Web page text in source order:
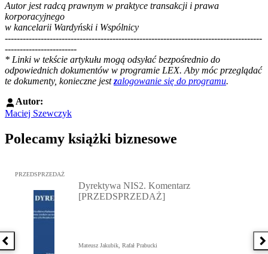
Autor jest radcą prawnym w praktyce transakcji i prawa
korporacyjnego
w kancelarii Wardyński i Wspólnicy
--------------------------------------------------------------------------------------
------------------------
* Linki w tekście artykułu mogą odsyłać bezpośrednio do
odpowiednich dokumentów w programie LEX. Aby móc przeglądać
te dokumenty, konieczne jest zalogowanie się do programu.
Autor:
Maciej Szewczyk
Polecamy książki biznesowe
Poprzednia książka
Przejdź do: Dyrektywa NIS2. Komentarz [PRZEDSPRZEDAŻ],
PRZEDSPRZEDAŻ
Dyrektywa NIS2. Komentarz
[PRZEDSPRZEDAŻ]
Mateusz Jakubik, Rafał Prabucki